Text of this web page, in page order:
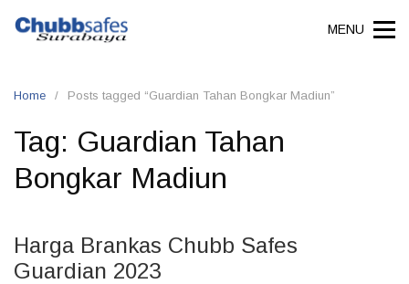
MENU
Home Posts tagged “Guardian Tahan Bongkar Madiun”
Tag: Guardian Tahan
Bongkar Madiun
Harga Brankas Chubb Safes
Guardian 2023